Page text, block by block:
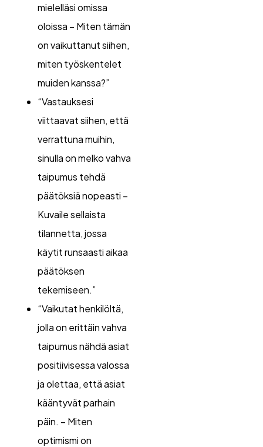
mielelläsi omissa
oloissa – Miten tämän
on vaikuttanut siihen,
miten työskentelet
muiden kanssa?”
“Vastauksesi
viittaavat siihen, että
verrattuna muihin,
sinulla on melko vahva
taipumus tehdä
päätöksiä nopeasti –
Kuvaile sellaista
tilannetta, jossa
käytit runsaasti aikaa
päätöksen
tekemiseen.”
“Vaikutat henkilöltä,
jolla on erittäin vahva
taipumus nähdä asiat
positiivisessa valossa
ja olettaa, että asiat
kääntyvät parhain
päin. – Miten
optimismi on